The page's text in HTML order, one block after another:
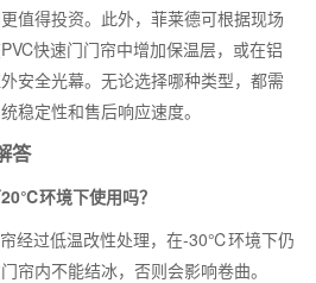
值得投资。此外，菲莱德可根据现场
快速门门帘中增加保温层，或在铝
安全光幕。无论选择哪种类型，都需
稳定性和售后响应速度。
答
环境下使用吗？
经过低温改性处理，在-30℃环境下仍
帘内不能结冰，否则会影响卷曲。